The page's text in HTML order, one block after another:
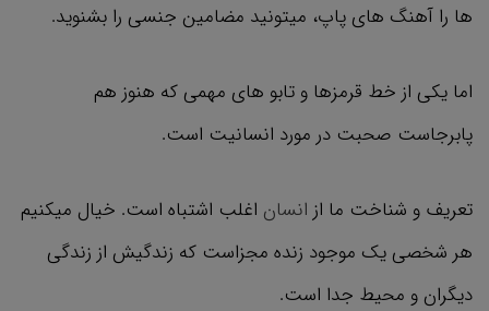
ها را آهنگ های پاپ، میتونید مضامین جنسی را بشنوید.
اما یکی از خط قرمزها و تابو های مهمی که هنوز هم
پابرجاست صحبت در مورد انسانیت است.
تعریف و شناخت ما از انسان اغلب اشتباه است. خیال میکنیم
هر شخصی یک موجود زنده مجزاست که زندگیش از زندگی
دیگران و محیط جدا است.